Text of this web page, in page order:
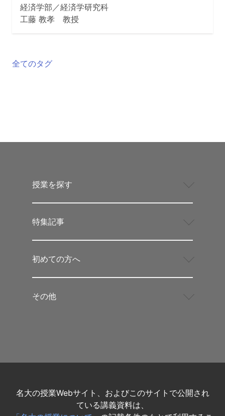
経済学部／経済学研究科
工藤 教孝 教授
全てのタグ
授業を探す
特集記事
初めての方へ
その他
名大の授業Webサイト、およびこのサイトで公開され
ている講義資料は、